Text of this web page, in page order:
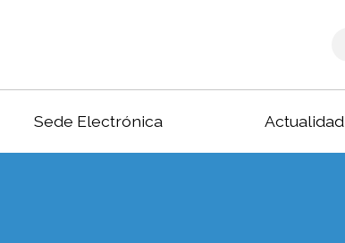
Sede Electrónica Actualidad